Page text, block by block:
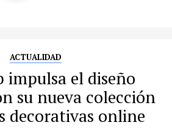
ACTUALIDAD
impulsa el diseño
su nueva colección
decorativas online